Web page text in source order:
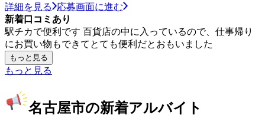
詳細を見る
応募画面に進む
新着口コミあり
駅チカで便利です 百貨店の中に入っているので、仕事帰り
にお買い物もできてとても便利だとおもいました
もっと見る
もっと見る
名古屋市の新着アルバイト